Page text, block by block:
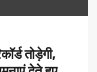
तोड़ेगी,